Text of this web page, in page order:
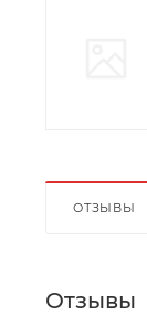
ОТЗЫВЫ
Отзывы